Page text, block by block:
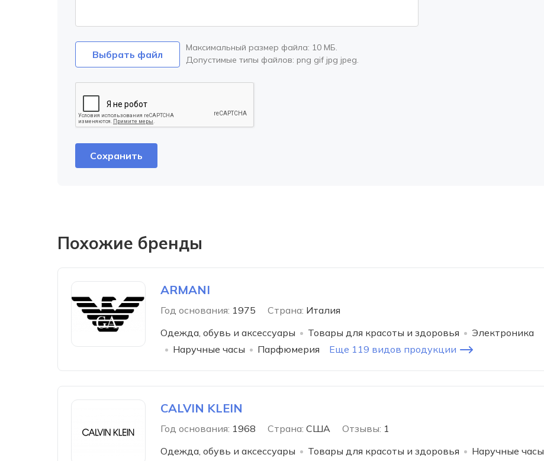
Выбрать файл
Максимальный размер файла: 10 МБ.
Допустимые типы файлов: png gif jpg jpeg.
Похожие бренды
ARMANI
Год основания: 1975 Страна: Италия
Одежда, обувь и аксессуары
Товары для красоты и здоровья
Электроника
Наручные часы
Парфюмерия Еще 119 видов продукции
CALVIN KLEIN
Год основания: 1968 Страна: США Отзывы: 1
Одежда, обувь и аксессуары
Товары для красоты и здоровья
Наручные часы